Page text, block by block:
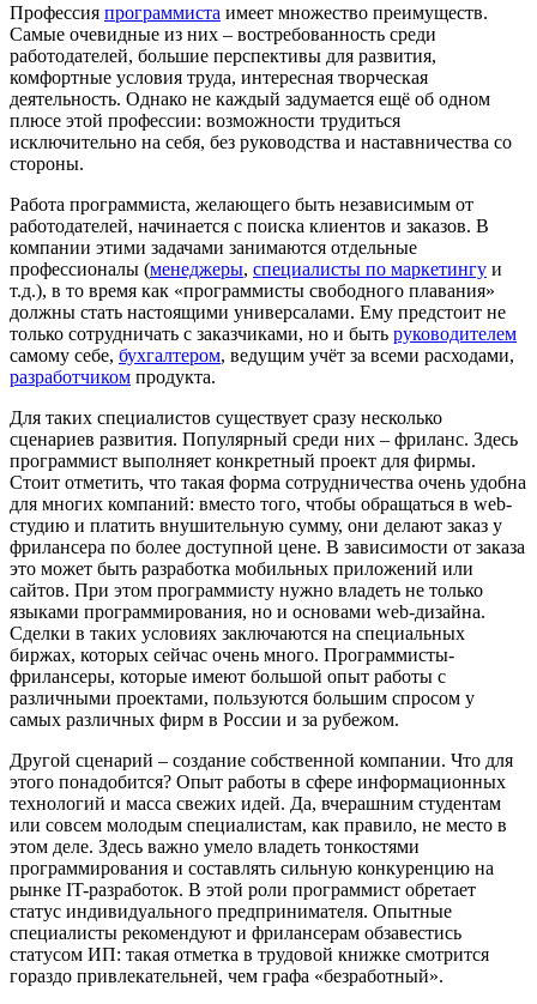
Профессия программиста имеет множество преимуществ.
Самые очевидные из них – востребованность среди
работодателей, большие перспективы для развития,
комфортные условия труда, интересная творческая
деятельность. Однако не каждый задумается ещё об одном
плюсе этой профессии: возможности трудиться
исключительно на себя, без руководства и наставничества со
стороны.
Работа программиста, желающего быть независимым от
работодателей, начинается с поиска клиентов и заказов. В
компании этими задачами занимаются отдельные
профессионалы (менеджеры, специалисты по маркетингу и
т.д.), в то время как «программисты свободного плавания»
должны стать настоящими универсалами. Ему предстоит не
только сотрудничать с заказчиками, но и быть руководителем
самому себе, бухгалтером, ведущим учёт за всеми расходами,
разработчиком продукта.
Для таких специалистов существует сразу несколько
сценариев развития. Популярный среди них – фриланс. Здесь
программист выполняет конкретный проект для фирмы.
Стоит отметить, что такая форма сотрудничества очень удобна
для многих компаний: вместо того, чтобы обращаться в web-
студию и платить внушительную сумму, они делают заказ у
фрилансера по более доступной цене. В зависимости от заказа
это может быть разработка мобильных приложений или
сайтов. При этом программисту нужно владеть не только
языками программирования, но и основами web-дизайна.
Сделки в таких условиях заключаются на специальных
биржах, которых сейчас очень много. Программисты-
фрилансеры, которые имеют большой опыт работы с
различными проектами, пользуются большим спросом у
самых различных фирм в России и за рубежом.
Другой сценарий – создание собственной компании. Что для
этого понадобится? Опыт работы в сфере информационных
технологий и масса свежих идей. Да, вчерашним студентам
или совсем молодым специалистам, как правило, не место в
этом деле. Здесь важно умело владеть тонкостями
программирования и составлять сильную конкуренцию на
рынке IT-разработок. В этой роли программист обретает
статус индивидуального предпринимателя. Опытные
специалисты рекомендуют и фрилансерам обзавестись
статусом ИП: такая отметка в трудовой книжке смотрится
гораздо привлекательней, чем графа «безработный».